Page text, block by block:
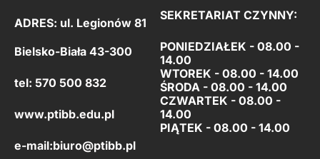
ADRES: ul. Legionów 81
Bielsko-Biała 43-300
tel: 570 500 832
www.ptibb.edu.pl
e-mail:biuro@ptibb.pl
SEKRETARIAT CZYNNY:
PONIEDZIAŁEK - 08.00 -
14.00
WTOREK - 08.00 - 14.00
ŚRODA - 08.00 - 14.00
CZWARTEK - 08.00 -
14.00
PIĄTEK - 08.00 - 14.00